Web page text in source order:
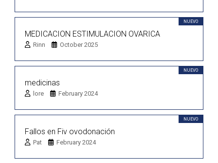
NUEVO
MEDICACION ESTIMULACION OVARICA
Rinn October 2025
NUEVO
medicinas
lore February 2024
NUEVO
Fallos en Fiv ovodonación
Pat February 2024